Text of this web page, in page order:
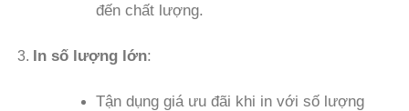
đến chất lượng.
In số lượng lớn:
Tận dụng giá ưu đãi khi in với số lượng